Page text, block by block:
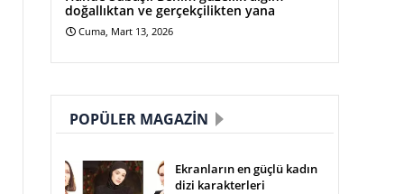
doğallıktan ve gerçekçilikten yana
Cuma, Mart 13, 2026
POPÜLER MAGAZIN
Ekranların en güçlü kadın
dizi karakterleri